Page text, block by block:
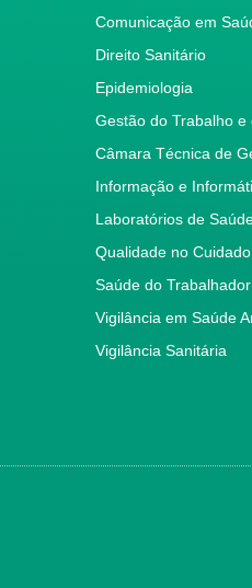
Comunicação em
Direito Sanitário
Epidemiologia
Gestão do Trabalho
Câmara Técnica de
Informação e
Laboratórios de
Qualidade no
Saúde do Trabalhador
Vigilância em Saúde
Vigilância Sanitária